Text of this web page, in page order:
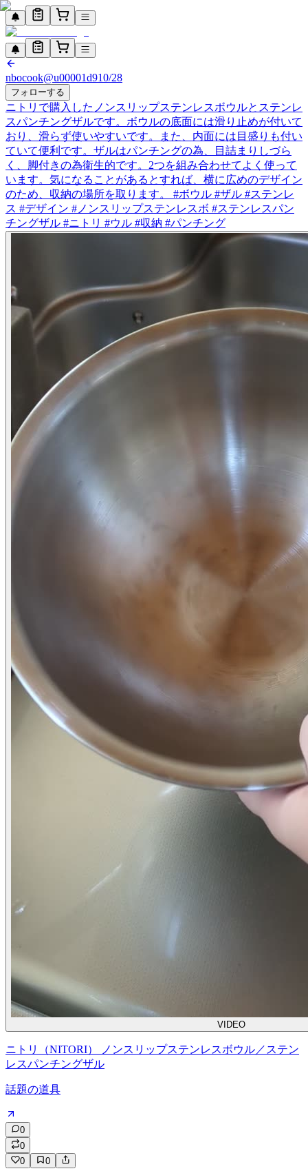
nbocook@u00001d910/28
フォローする
ニトリで購入したノンスリップステンレスボウルとステンレ
スパンチングザルです。ボウルの底面には滑り止めが付いて
おり、滑らず使いやすいです。また、内面には目盛りも付い
ていて便利です。ザルはパンチングの為、目詰まりしづら
く、脚付きの為衛生的です。2つを組み合わせてよく使って
います。気になることがあるとすれば、横に広めのデザイン
のため、収納の場所を取ります。 #ボウル #ザル #ステンレ
ス #デザイン #ノンスリップステンレスボ #ステンレスパン
チングザル #ニトリ #ウル #収納 #パンチング
VIDEO
ニトリ（NITORI） ノンスリップステンレスボウル／ステン
レスパンチングザル
話題の道具
0
0
0
0